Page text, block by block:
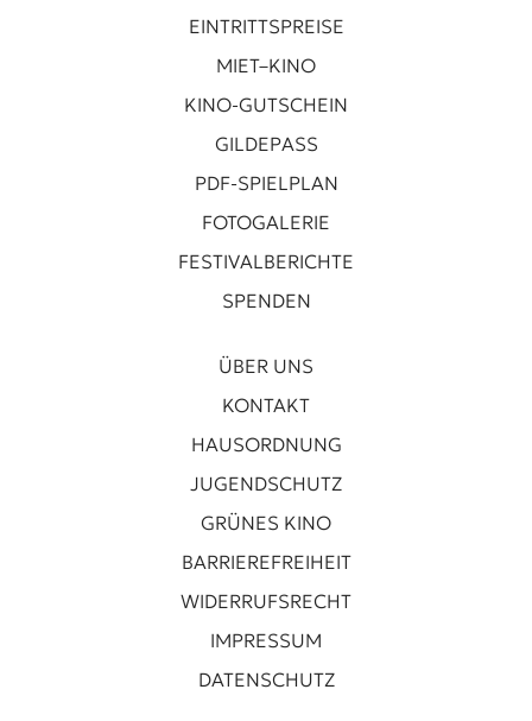
EINTRITTSPREISE
MIET–KINO
KINO-GUTSCHEIN
GILDEPASS
PDF-SPIELPLAN
FOTOGALERIE
FESTIVALBERICHTE
SPENDEN
ÜBER UNS
KONTAKT
HAUSORDNUNG
JUGENDSCHUTZ
GRÜNES KINO
BARRIEREFREIHEIT
WIDERRUFSRECHT
IMPRESSUM
DATENSCHUTZ